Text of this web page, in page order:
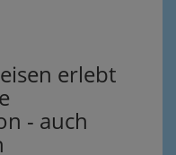
erlebt
- auch